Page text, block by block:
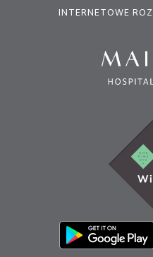
INTERNETOWE